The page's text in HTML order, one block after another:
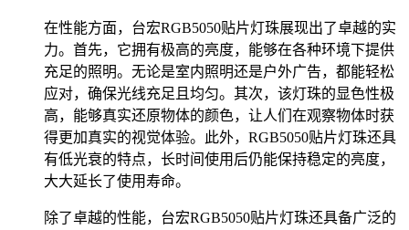
在性能方面，台宏RGB5050贴片灯珠展现出了卓越的实
力。首先，它拥有极高的亮度，能够在各种环境下提供
充足的照明。无论是室内照明还是户外广告，都能轻松
应对，确保光线充足且均匀。其次，该灯珠的显色性极
高，能够真实还原物体的颜色，让人们在观察物体时获
得更加真实的视觉体验。此外，RGB5050贴片灯珠还具
有低光衰的特点，长时间使用后仍能保持稳定的亮度，
大大延长了使用寿命。
除了卓越的性能，台宏RGB5050贴片灯珠还具备广泛的